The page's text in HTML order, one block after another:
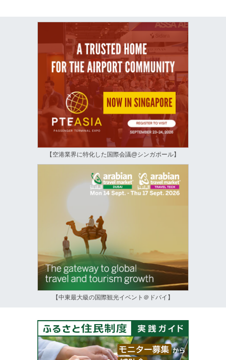
【空港業界に特化した国際会議@シンガポール】
【中東最大級の国際観光イベント＠ドバイ】